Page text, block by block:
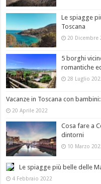
Le spiagge
Toscana
20 Dicembre
5 borghi
romantiche
28 Luglio
Vacanze in Toscana con
20 Aprile 2022
Cosa fare a
dintorni
10 Marzo
Le spiagge più belle delle
4 Febbraio 2022